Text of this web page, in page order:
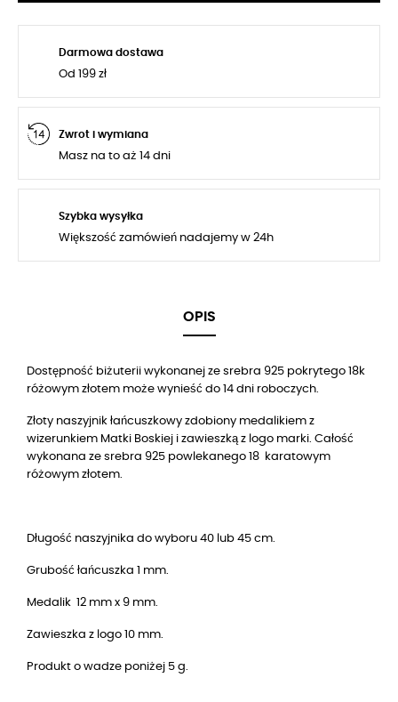
Darmowa dostawa
Od 199 zł
Zwrot i wymiana
Masz na to aż 14 dni
Szybka wysyłka
Większość zamówień nadajemy w 24h
OPIS
Dostępność biżuterii wykonanej ze srebra 925 pokrytego 18k
różowym złotem może wynieść do 14 dni roboczych.
Złoty naszyjnik łańcuszkowy zdobiony medalikiem z
wizerunkiem Matki Boskiej i zawieszką z logo marki. Całość
wykonana ze srebra 925 powlekanego 18 karatowym
różowym złotem.
Długość naszyjnika do wyboru 40 lub 45 cm.
Grubość łańcuszka 1 mm.
Medalik 12 mm x 9 mm.
Zawieszka z logo 10 mm.
Produkt o wadze poniżej 5 g.